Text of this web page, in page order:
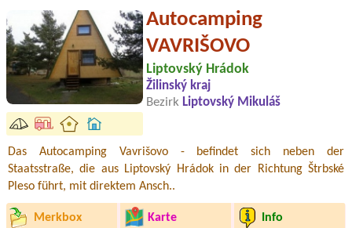
Autocamping
VAVRIŠOVO
Liptovský Hrádok
Žilinský kraj
Bezirk Liptovský Mikuláš
Das Autocamping Vavrišovo - befindet sich neben der
Staatsstraße, die aus Liptovský Hrádok in der Richtung Štrbské
Pleso führt, mit direktem Ansch..
Merkbox Karte Info